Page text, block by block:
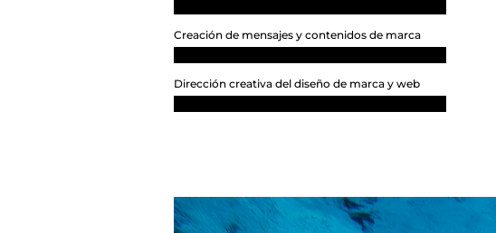
Creación de mensajes y contenidos de marca
Dirección creativa del diseño de marca y web